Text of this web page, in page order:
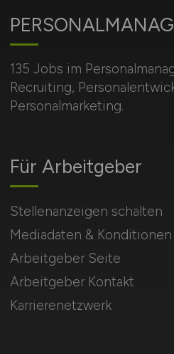
135 Jobs im
Recruiting,
Personalmarketing.
Für Arbeitgeber
Stellenanzeigen schalten
Mediadaten & Konditionen
Arbeitgeber Seite
Arbeitgeber Kontakt
Karrierenetzwerk